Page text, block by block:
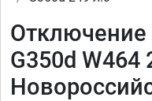
Отключение
G350d W464